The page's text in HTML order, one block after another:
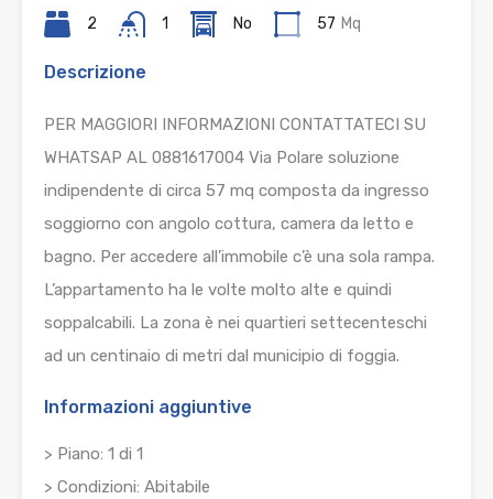
2 1 No 57 Mq
Descrizione
PER MAGGIORI INFORMAZIONI CONTATTATECI SU
WHATSAP AL 0881617004 Via Polare soluzione
indipendente di circa 57 mq composta da ingresso
soggiorno con angolo cottura, camera da letto e
bagno. Per accedere all’immobile c’è una sola rampa.
L’appartamento ha le volte molto alte e quindi
soppalcabili. La zona è nei quartieri settecenteschi
ad un centinaio di metri dal municipio di foggia.
Informazioni aggiuntive
> Piano: 1 di 1
> Condizioni: Abitabile